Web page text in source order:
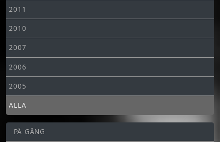
2011
2010
2007
2006
2005
ALLA
PÅ GÅNG